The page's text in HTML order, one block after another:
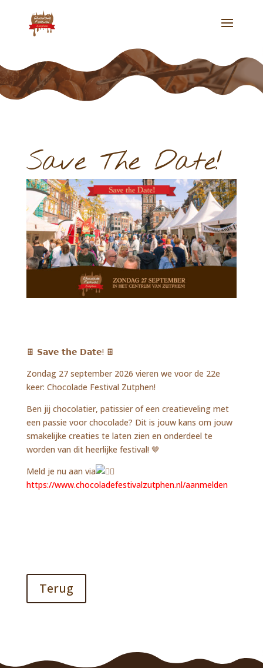
Save The Date!
🍫 𝗦𝗮𝘃𝗲 𝘁𝗵𝗲 𝗗𝗮𝘁𝗲! 🍫
Zondag 27 september 2026 vieren we voor de 22e
keer: Chocolade Festival Zutphen!
Ben jij chocolatier, patissier of een creatieveling met
een passie voor chocolade? Dit is jouw kans om jouw
smakelijke creaties te laten zien en onderdeel te
worden van dit heerlijke festival! 🤎
Meld je nu aan via
https://www.chocoladefestivalzutphen.nl/aanmelden
Terug